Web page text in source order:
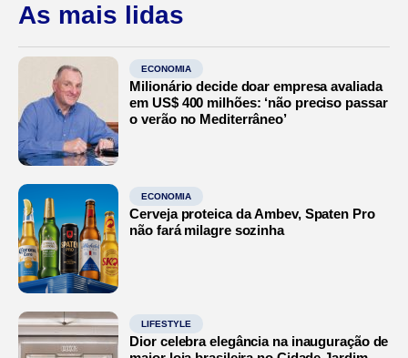
As mais lidas
ECONOMIA
Milionário decide doar empresa avaliada
em US$ 400 milhões: ‘não preciso passar
o verão no Mediterrâneo’
ECONOMIA
Cerveja proteica da Ambev, Spaten Pro
não fará milagre sozinha
LIFESTYLE
Dior celebra elegância na inauguração de